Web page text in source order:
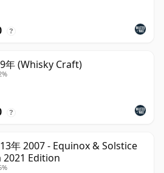
?
年 (Whisky Craft)
?
年 2007 - Equinox & Solstice
Edition